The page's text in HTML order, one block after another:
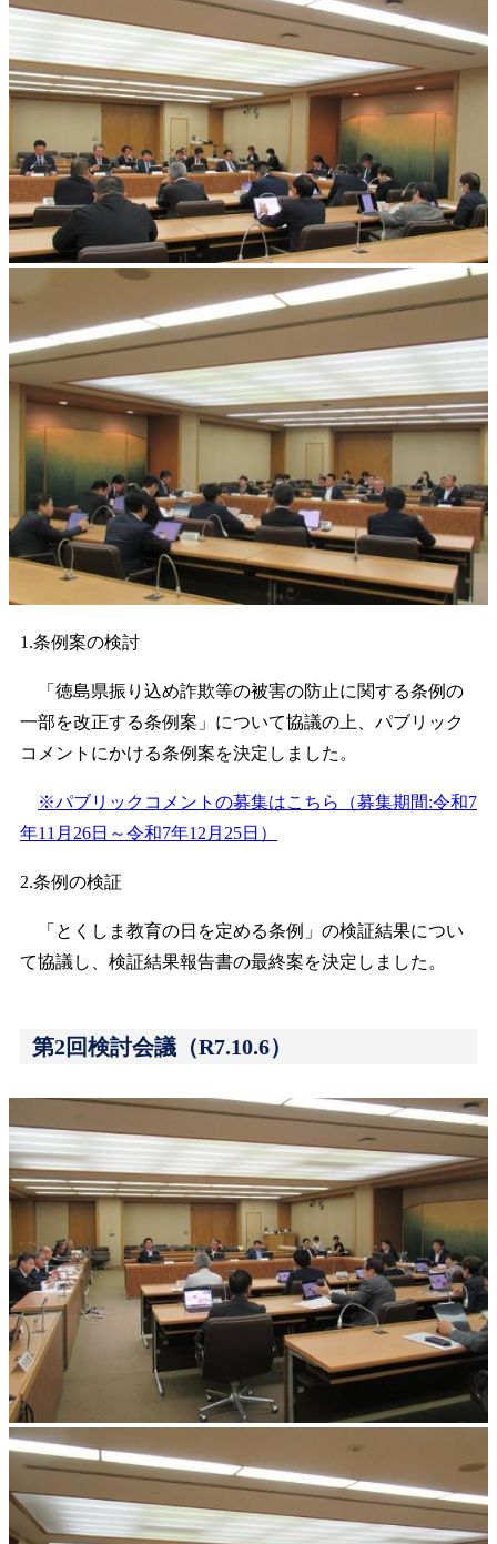
1.条例案の検討
「徳島県振り込め詐欺等の被害の防止に関する条例の
一部を改正する条例案」について協議の上、パブリック
コメントにかける条例案を決定しました。
※パブリックコメントの募集はこちら（募集期間:令和7
年11月26日～令和7年12月25日）
2.条例の検証
「とくしま教育の日を定める条例」の検証結果につい
て協議し、検証結果報告書の最終案を決定しました。
第2回検討会議（R7.10.6）